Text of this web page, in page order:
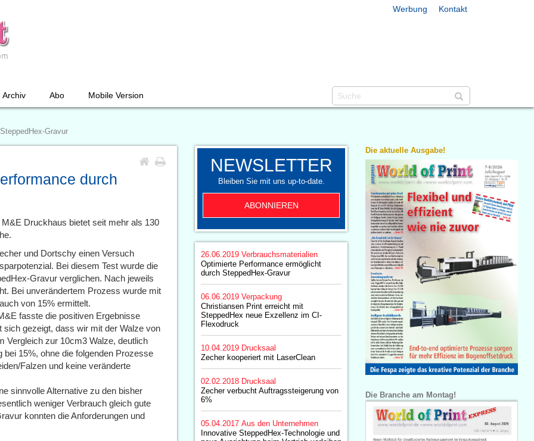
Werbung Kontakt
Archiv Abo Mobile Version
Gravur
durch
Druckhaus bietet seit mehr als 130
und Dortschy einen Versuch
Bei diesem Test wurde die
Gravur verglichen. Nach jeweils
Bei unverändertem Prozess wurde mit
von 15% ermittelt.
fasste die positiven Ergebnisse
sich gezeigt, dass wir mit der Walze von
Vergleich zur 10cm3 Walze, deutlich
15%, ohne die folgenden Prozesse
Falzen und keine veränderte
sinnvolle Alternative zu den bisher
weniger Verbrauch gleich gute
konnten die Anforderungen und
NEWSLETTER
Bleiben Sie mit uns up-to-date.
ABONNIEREN
26.06.2019 Verbrauchsmaterialien
Optimierte Performance ermöglicht
durch SteppedHex-Gravur
06.06.2019 Verpackung
Christiansen Print erreicht mit
SteppedHex neue Exzellenz im CI-
Flexodruck
10.04.2019 Drucksaal
Zecher kooperiert mit LaserClean
02.02.2018 Drucksaal
Zecher verbucht Auftragssteigerung von
6%
05.04.2017 Aus den Unternehmen
Innovative SteppedHex-Technologie und
Die aktuelle Ausgabe!
Die Branche am Montag!